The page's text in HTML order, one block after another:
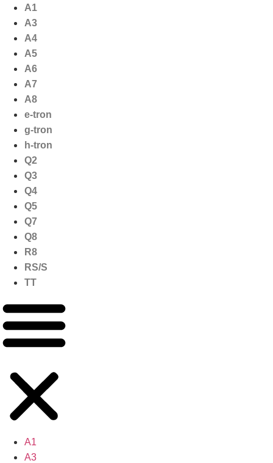
naar
inhoud
A1
A3
A4
A5
A6
A7
A8
e-tron
g-tron
h-tron
Q2
Q3
Q4
Q5
Q7
Q8
R8
RS/S
TT
A1
A3